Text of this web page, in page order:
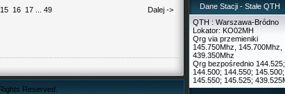
15 16 17... 49 Dalej ->
Reserved.
Dane Stacji - Stałe QTH
QTH : Warszawa-Bródno
Lokator: KO02MH
Qrg via przemieniki
145.750Mhz, 145.700Mhz,
439.350Mhz
Qrg bezpośrednio 144.525;
144.500; 144.550; 145.500;
145.550; 145.525;